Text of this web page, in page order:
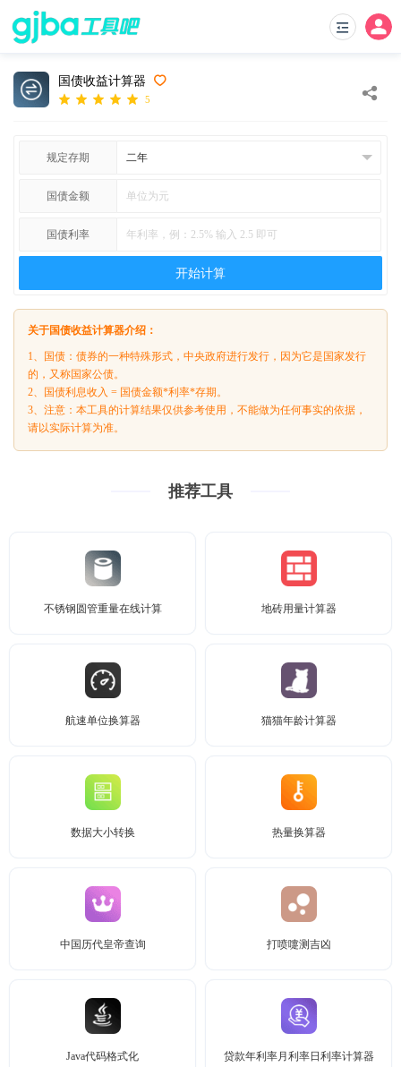
国债收益计算器
5
规定存期
国债金额
国债利率
开始计算
关于国债收益计算器介绍：
1、国债：债券的一种特殊形式，中央政府进行发行，因为它是国家发行
的，又称国家公债。
2、国债利息收入 = 国债金额*利率*存期。
3、注意：本工具的计算结果仅供参考使用，不能做为任何事实的依据，
请以实际计算为准。
推荐工具
不锈钢圆管重量在线计算 地砖用量计算器
航速单位换算器 猫猫年龄计算器
数据大小转换 热量换算器
中国历代皇帝查询 打喷嚏测吉凶
Java代码格式化 贷款年利率月利率日利率计算器